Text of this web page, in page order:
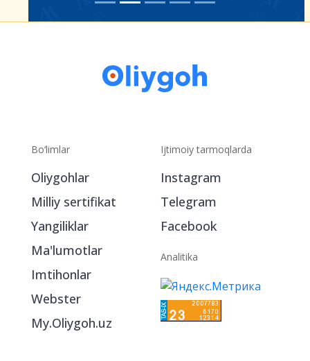
Bo‘limlar
Oliygohlar
Milliy sertifikat
Yangiliklar
Ma'lumotlar
Imtihonlar
Webster
My.Oliygoh.uz
Ijtimoiy tarmoqlarda
Instagram
Telegram
Facebook
Analitika